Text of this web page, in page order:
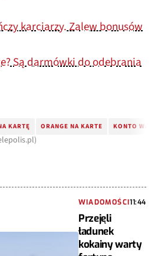
karciarzy. Zalew bonusów
Są darmówki do odebrania
KARTĘ ORANGE NA KARTE KONTO
WIADOMOŚCI11:44
Przejęli
ładunek
kokainy warty